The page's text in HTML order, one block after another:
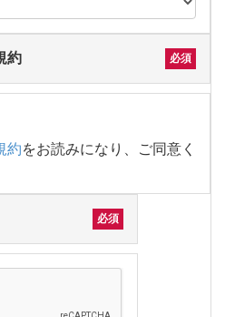
約
約をお読みになり、ご同意く